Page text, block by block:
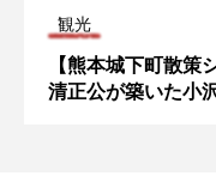
観光
【熊本城下町散
清正公が築いた小